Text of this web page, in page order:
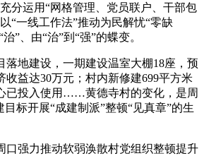
分运用“网格管理、党员联户、干部包
“一线工作法”推动为民解忧“零缺
”、由“治”到“强”的蝶变。
地建设，一期建设温室大棚18座，预
收益达30万元；村内新修建699平方米
已投入使用……黄德寺村的变化，是周
目标开展“成建制派”整顿“见真章”的生
强力推动软弱涣散村党组织整顿提升